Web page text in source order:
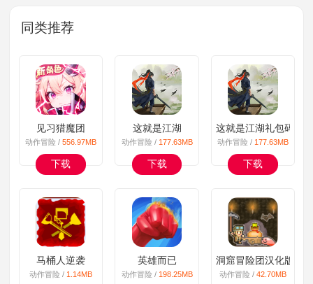
同类推荐
见习猎魔团
动作冒险 / 556.97MB
下载
这就是江湖
动作冒险 / 177.63MB
下载
这就是江湖礼包码版
动作冒险 / 177.63MB
下载
马桶人逆袭
动作冒险 / 1.14MB
英雄而已
动作冒险 / 198.25MB
洞窟冒险团汉化版
动作冒险 /42.70MB